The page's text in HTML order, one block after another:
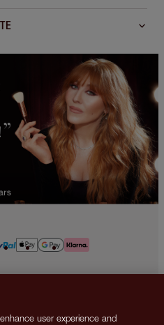
8 Surrey Street, London, United
user experience and